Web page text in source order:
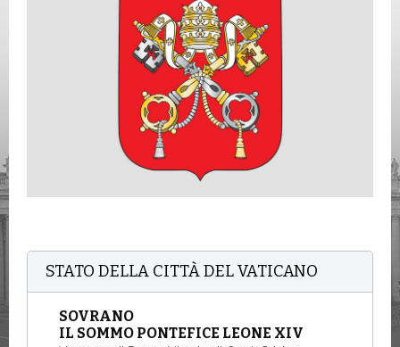
STATO DELLA CITTÀ DEL VATICANO
SOVRANO
IL SOMMO PONTEFICE LEONE XIV